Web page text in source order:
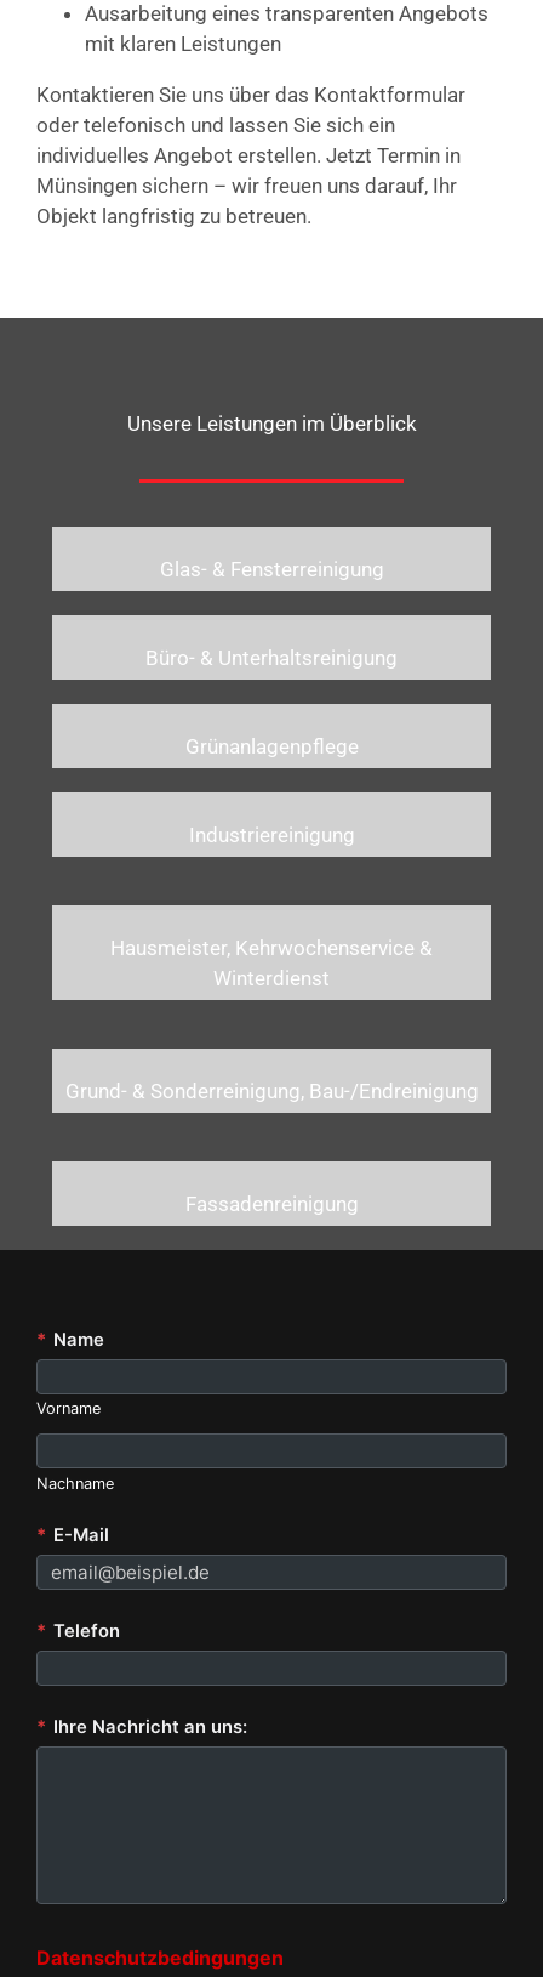
Ausarbeitung eines transparenten Angebots
mit klaren Leistungen
Kontaktieren Sie uns über das Kontaktformular
oder telefonisch und lassen Sie sich ein
individuelles Angebot erstellen. Jetzt Termin in
Münsingen sichern – wir freuen uns darauf, Ihr
Objekt langfristig zu betreuen.
Unsere Leistungen im Überblick
Glas- & Fensterreinigung
Büro- & Unterhaltsreinigung
Grünanlagenpflege
Industriereinigung
Hausmeister, Kehrwochenservice &
Winterdienst
Grund- & Sonderreinigung, Bau-/Endreinigung
Fassadenreinigung
* Name
Vorname
Nachname
* E-Mail
* Telefon
* Ihre Nachricht an uns:
Datenschutzbedingungen